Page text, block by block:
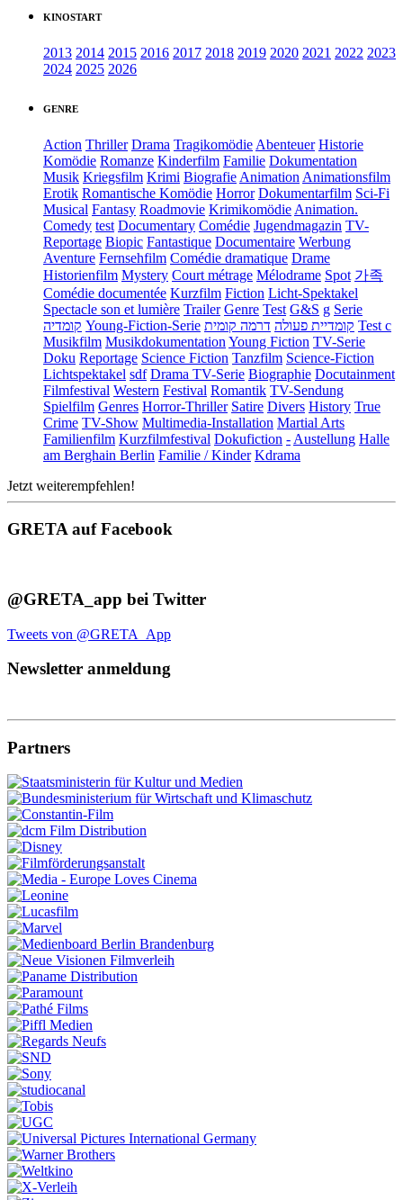
KINOSTART
2013 2014 2015 2016 2017 2018 2019 2020 2021 2022 2023
2024 2025 2026
GENRE
Action Thriller Drama Tragikomödie Abenteuer Historie
Komödie Romanze Kinderfilm Familie Dokumentation
Musik Kriegsfilm Krimi Biografie Animation Animationsfilm
Erotik Romantische Komödie Horror Dokumentarfilm Sci-Fi
Musical Fantasy Roadmovie Krimikomödie Animation.
Comedy test Documentary Comédie Jugendmagazin TV-
Reportage Biopic Fantastique Documentaire Werbung
Aventure Fernsehfilm Comédie dramatique Drame
Historienfilm Mystery Court métrage Mélodrame Spot 가족
Comédie documentée Kurzfilm Fiction Licht-Spektakel
Spectacle son et lumière Trailer Genre Test G&S g Serie
קומדיה Young-Fiction-Serie קומדיית פעולה דרמה קומית
Test c
Musikfilm Musikdokumentation Young Fiction TV-Serie
Doku Reportage Science Fiction Tanzfilm Science-Fiction
Lichtspektakel sdf Drama TV-Serie Biographie Docutainment
Filmfestival Western Festival Romantik TV-Sendung
Spielfilm Genres Horror-Thriller Satire Divers History True
Crime TV-Show Multimedia-Installation Martial Arts
Familienfilm Kurzfilmfestival Dokufiction - Austellung Halle
am Berghain Berlin Familie / Kinder Kdrama
Jetzt weiterempfehlen!
GRETA auf Facebook
@GRETA_app bei Twitter
Tweets von @GRETA_App
Newsletter anmeldung
Partners